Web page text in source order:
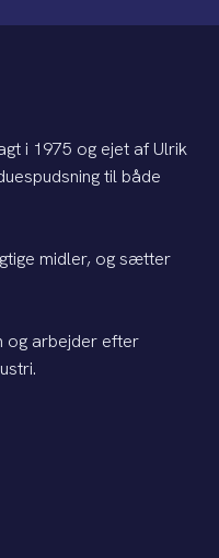
i 1975 og ejet af Ulrik
til både
midler, og sætter
og arbejder efter